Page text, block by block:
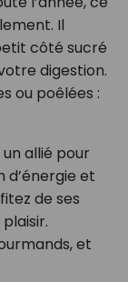
Il
côté sucré
digestion.
ou poêlées :
allié pour
et
de ses
et